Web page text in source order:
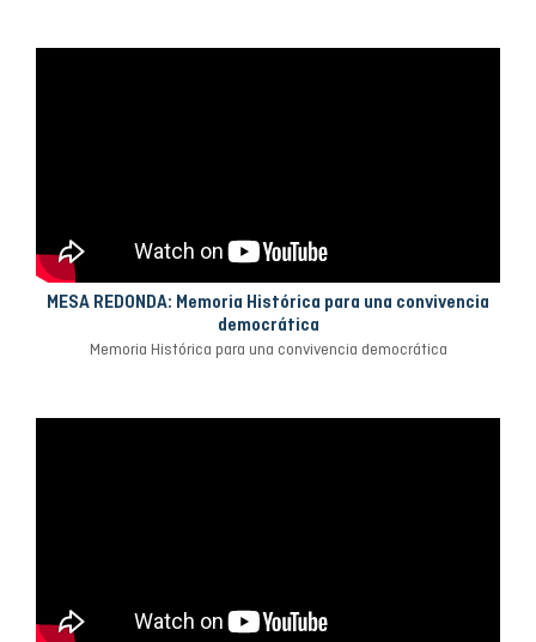
MESA REDONDA: Memoria Histórica para una convivencia
democrática
Memoria Histórica para una convivencia democrática